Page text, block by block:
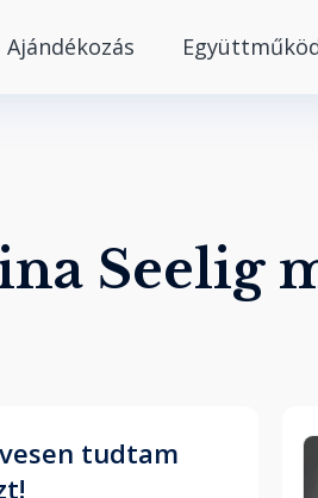
Ajándékozás
Seelig
tudtam